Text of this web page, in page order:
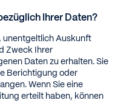
Ihrer Daten?
unentgeltlich Auskunft
Zweck Ihrer
Daten zu erhalten. Sie
Berichtigung oder
Wenn Sie eine
erteilt haben, können